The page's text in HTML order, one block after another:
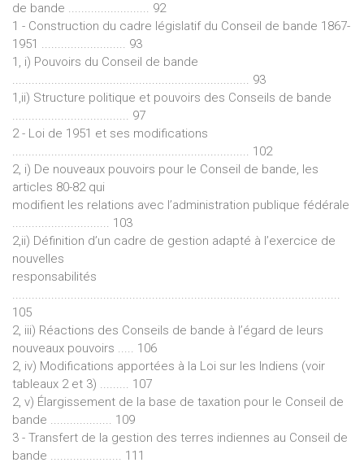
de bande ......................... 92
1 - Construction du cadre législatif du Conseil de bande 1867-
1951 .......................... 93
1, i) Pouvoirs du Conseil de bande
......................................................................... 93
1,ii) Structure politique et pouvoirs des Conseils de bande
.................................... 97
2 - Loi de 1951 et ses modifications
......................................................................... 102
2, i) De nouveaux pouvoirs pour le Conseil de bande, les
articles 80-82 qui
modifient les relations avec l’administration publique fédérale
.............................. 103
2,ii) Définition d’un cadre de gestion adapté à l’exercice de
nouvelles
responsabilités
.....................................................................................................
105
2, iii) Réactions des Conseils de bande à l’égard de leurs
nouveaux pouvoirs ..... 106
2, iv) Modifications apportées à la Loi sur les Indiens (voir
tableaux 2 et 3) ......... 107
2, v) Élargissement de la base de taxation pour le Conseil de
bande ................... 109
3 - Transfert de la gestion des terres indiennes au Conseil de
bande ...................... 111